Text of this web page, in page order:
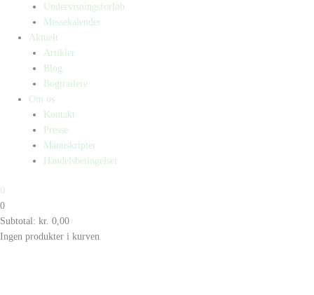
Undervisningsforløb
Messekalender
Aktuelt
Artikler
Blog
Bogtrailere
Om os
Kontakt
Presse
Manuskripter
Handelsbetingelser
0
0
Subtotal: kr. 0,00
Ingen produkter i kurven